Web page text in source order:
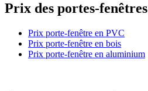
Prix des portes-fenêtres
Prix porte-fenêtre en PVC
Prix porte-fenêtre en bois
Prix porte-fenêtre en aluminium